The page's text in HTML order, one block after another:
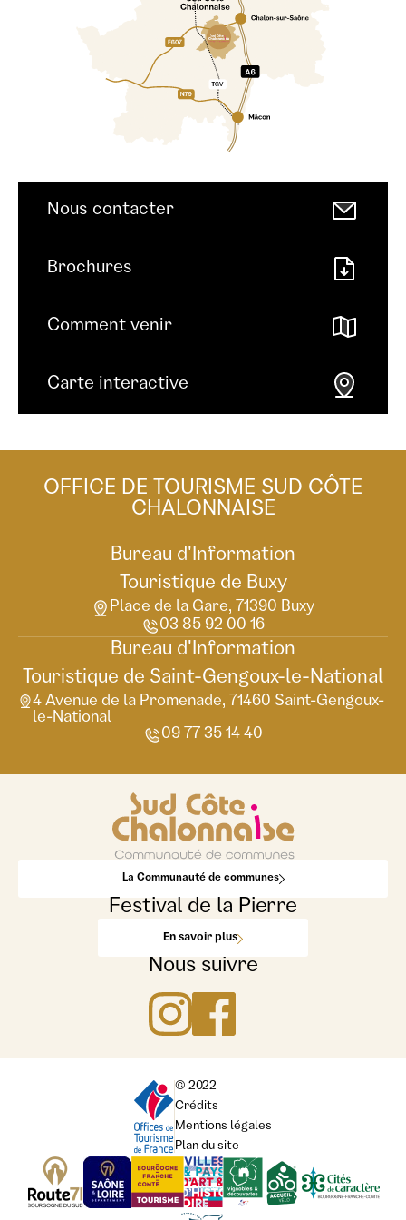
Nous contacter
Brochures
Comment venir
Carte interactive
OFFICE DE TOURISME SUD CÔTE
CHALONNAISE
Bureau d'Information
Touristique de Buxy
Place de la Gare, 71390 Buxy
03 85 92 00 16
Bureau d'Information
Touristique de Saint-Gengoux-le-National
4 Avenue de la Promenade, 71460 Saint-Gengoux-
le-National
09 77 35 14 40
La Communauté de communes
Festival de la Pierre
En savoir plus
Nous suivre
© 2022
Crédits
Mentions légales
Plan du site